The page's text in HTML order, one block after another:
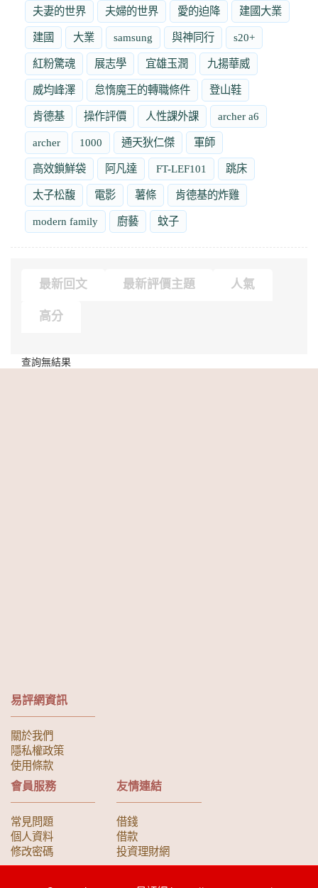
夫妻的世界 夫婦的世界 愛的迫降 建國大業
建國 大業 samsung 與神同行 s20+
紅粉驚魂 展志學 宜雄玉潤 九揚華威
威均峰澤 怠惰魔王的轉職條件 登山鞋
肯德基 操作評價 人性課外課 archer a6
archer 1000 通天狄仁傑 軍師
高效鎖鮮袋 阿凡達 FT-LEF101 跳床
太子松馥 電影 薯條 肯德基的炸雞
modern family 廚藝 蚊子
最新回文 最新評價主題 人氣
高分
查詢無結果
易評網資訊
關於我們
隱私權政策
使用條款
會員服務
常見問題
個人資料
修改密碼
友情連結
借錢
借款
投資理財網